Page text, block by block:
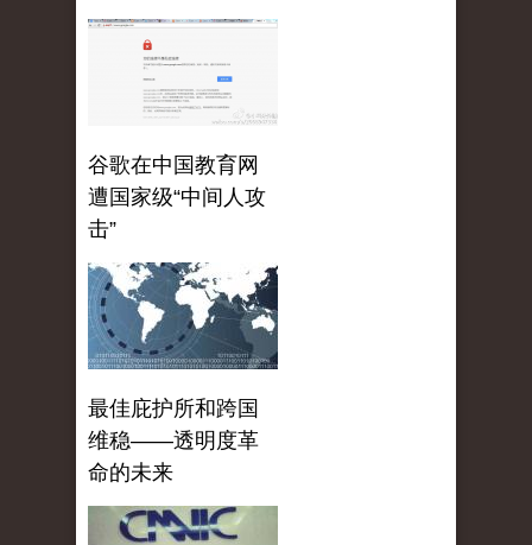
谷歌在中国教育网
遭国家级“中间人攻
击”
最佳庇护所和跨国
维稳——透明度革
命的未来